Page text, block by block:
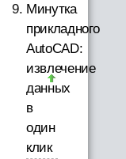
Минутка
прикладного
AutoCAD:
извлечение
данных
в
один
клик